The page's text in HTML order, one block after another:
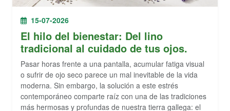
15-07-2026
El hilo del bienestar: Del lino
tradicional al cuidado de tus ojos.
Pasar horas frente a una pantalla, acumular fatiga visual
o sufrir de ojo seco parece un mal inevitable de la vida
moderna. Sin embargo, la solución a este estrés
contemporáneo comparte raíz con una de las tradiciones
más hermosas y profundas de nuestra tierra gallega: el